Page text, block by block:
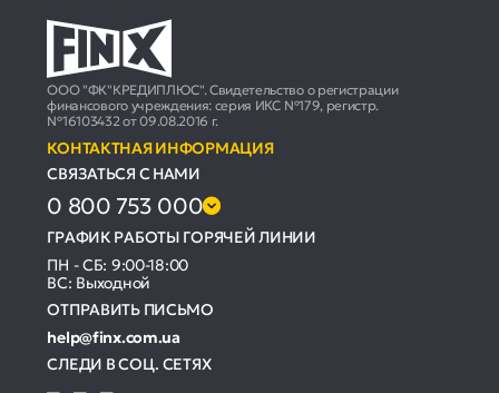
ООО "ФК"КРЕДИПЛЮС". Свидетельство о регистрации
финансового учреждения: серия ИКС №179, регистр.
№16103432 от 09.08.2016 г.
КОНТАКТНАЯ ИНФОРМАЦИЯ
СВЯЗАТЬСЯ С НАМИ
0 800 753 000
ГРАФИК РАБОТЫ ГОРЯЧЕЙ ЛИНИИ
ПН - СБ: 9:00-18:00
ВС: Выходной
ОТПРАВИТЬ ПИСЬМО
help@finx.com.ua
СЛЕДИ В СОЦ. СЕТЯХ